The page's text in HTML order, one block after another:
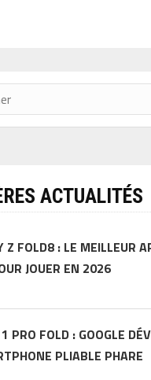
ACTUALITÉS
Z FOLD8 : LE MEILLEUR
JOUER EN 2026
PRO FOLD : GOOGLE
PLIABLE PHARE